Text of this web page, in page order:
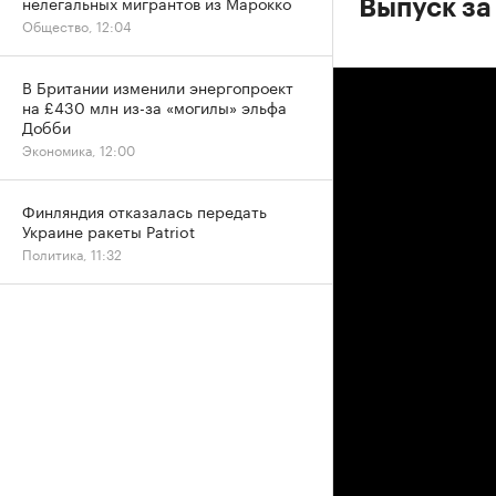
Выпуск
Общество, 12:04
В Британии изменили энергопроект
на £430 млн из-за «могилы» эльфа
Добби
Экономика, 12:00
Финляндия отказалась передать
Украине ракеты Patriot
Политика, 11:32